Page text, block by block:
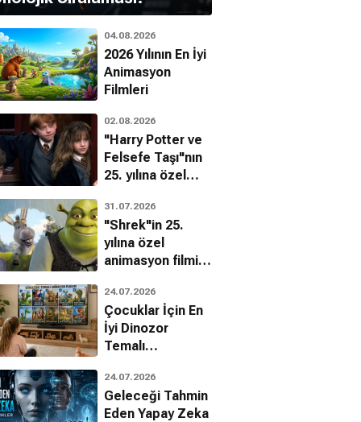
Hatton
Brown
04.08.2026
2026 Yılının En İyi
Animasyon
Filmleri
02.08.2026
"Harry Potter ve
Felsefe Taşı"nın
25. yılına özel
bilinmeyenleri!
31.07.2026
"Shrek"in 25.
yılına özel
animasyon filmin
24.07.2026
Çocuklar İçin En
İyi Dinozor
Temalı
Filmleri
24.07.2026
Geleceği Tahmin
Eden Yapay Zeka